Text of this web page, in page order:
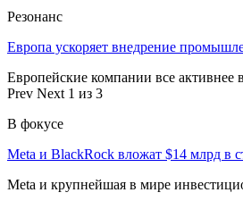
Резонанс
Европа ускоряет внедрение
Европейские компании все активнее
Prev Next 1 из 3
В фокусе
Meta и BlackRock вложат $14 млрд в
Meta и крупнейшая в мире